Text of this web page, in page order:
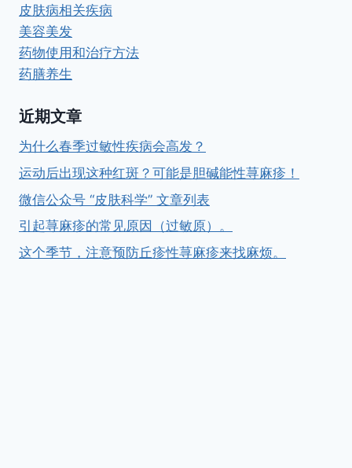
皮肤病相关疾病
美容美发
药物使用和治疗方法
药膳养生
近期文章
为什么春季过敏性疾病会高发？
运动后出现这种红斑？可能是胆碱能性荨麻疹！
微信公众号 “皮肤科学” 文章列表
引起荨麻疹的常见原因（过敏原）。
这个季节，注意预防丘疹性荨麻疹来找麻烦。